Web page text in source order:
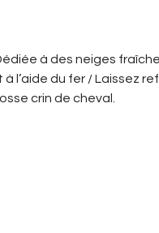
à des neiges
l’aide du fer / Laissez
crin de cheval.